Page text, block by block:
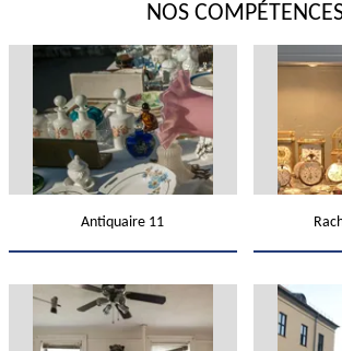
NOS
Antiquaire 11